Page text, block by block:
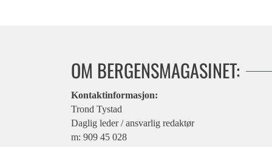
OM BERGENSMAGASINET:
Kontaktinformasjon:
Trond Tystad
Daglig leder / ansvarlig redaktør
m: 909 45 028